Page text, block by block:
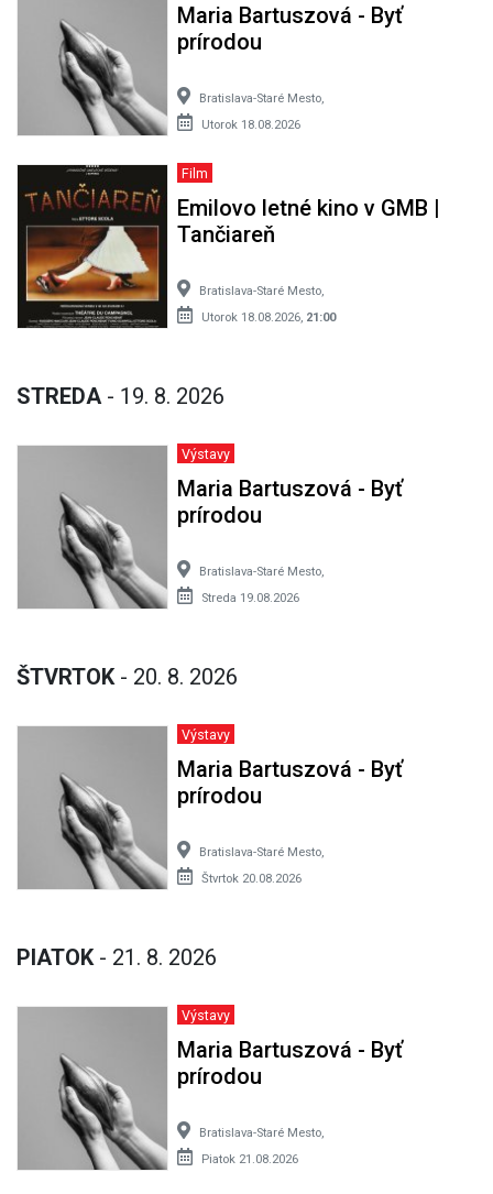
Maria Bartuszová - Byť
prírodou
Bratislava-Staré Mesto,
Utorok 18.08.2026
Film
Emilovo letné kino v GMB |
Tančiareň
Bratislava-Staré Mesto,
Utorok 18.08.2026, 21:00
STREDA - 19. 8. 2026
Výstavy
Maria Bartuszová - Byť
prírodou
Bratislava-Staré Mesto,
Streda 19.08.2026
ŠTVRTOK - 20. 8. 2026
Výstavy
Maria Bartuszová - Byť
prírodou
Bratislava-Staré Mesto,
Štvrtok 20.08.2026
PIATOK - 21. 8. 2026
Výstavy
Maria Bartuszová - Byť
prírodou
Bratislava-Staré Mesto,
Piatok 21.08.2026